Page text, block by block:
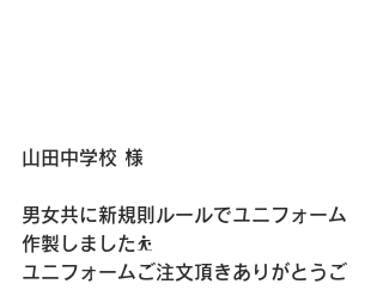
山田中学校 様
男女共に新規則ルールでユニフォーム
作製しました⛹️
ユニフォームご注文頂きありがとうご